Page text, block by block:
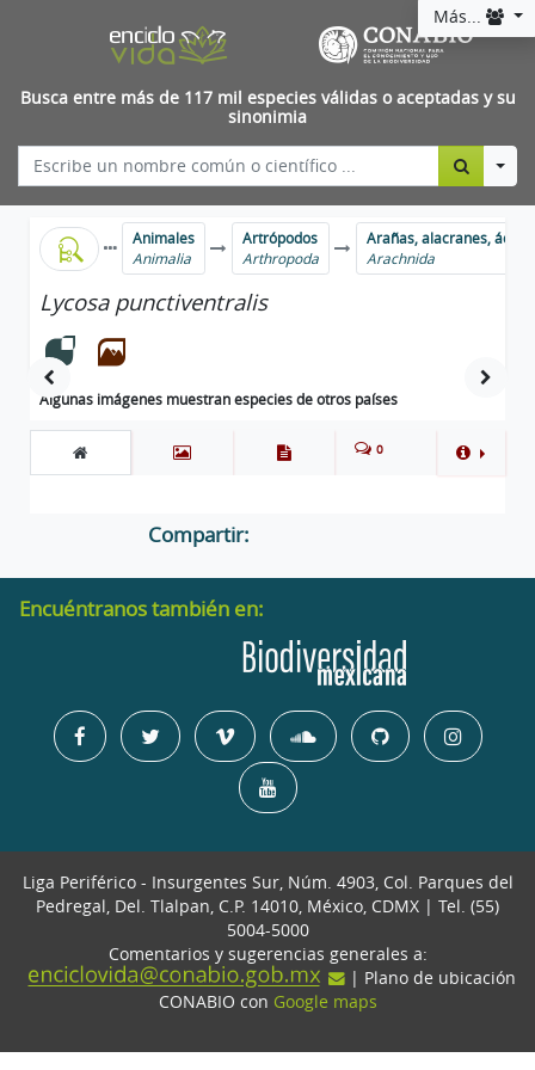
Más...
Busca entre más de 117 mil especies válidas o aceptadas y su
sinonimia
Animales
Animalia
Artrópodos
Arthropoda
Arañas, alacranes,
Arachnida
Lycosa punctiventralis
Algunas imágenes muestran especies de otros países
0
Compartir:
Encuéntranos también en:
Liga Periférico - Insurgentes Sur, Núm. 4903, Col. Parques del
Pedregal, Del. Tlalpan, C.P. 14010, México, CDMX | Tel. (55)
5004-5000
Comentarios y sugerencias generales a:
| Plano de ubicación
CONABIO con Google maps